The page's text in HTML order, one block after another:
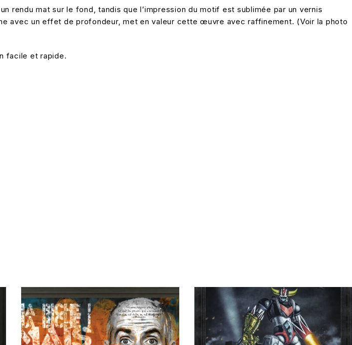
rendu mat sur le fond, tandis que l’impression du motif est sublimée par un vernis
avec un effet de profondeur, met en valeur cette œuvre avec raffinement. (Voir la photo
facile et rapide.